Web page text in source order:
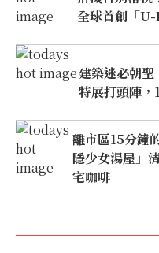
全球首創「
建築迷必朝
特展打頭陣
離市區15分鐘
隱少女湯屋」
宅咖啡